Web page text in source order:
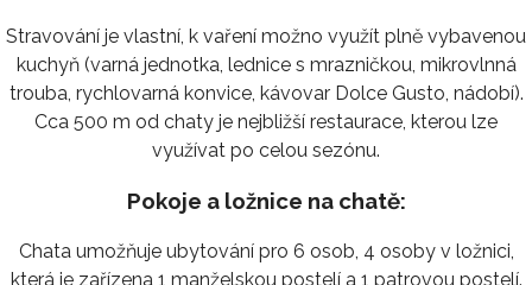
Stravování je vlastní, k vaření možno využít plně vybavenou
kuchyň (varná jednotka, lednice s mrazničkou, mikrovlnná
trouba, rychlovarná konvice, kávovar Dolce Gusto, nádobí).
Cca 500 m od chaty je nejbližší restaurace, kterou lze
využívat po celou sezónu.
Pokoje a ložnice na chatě:
Chata umožňuje ubytování pro 6 osob, 4 osoby v ložnici,
která je zařízena 1 manželskou postelí a 1 patrovou postelí.